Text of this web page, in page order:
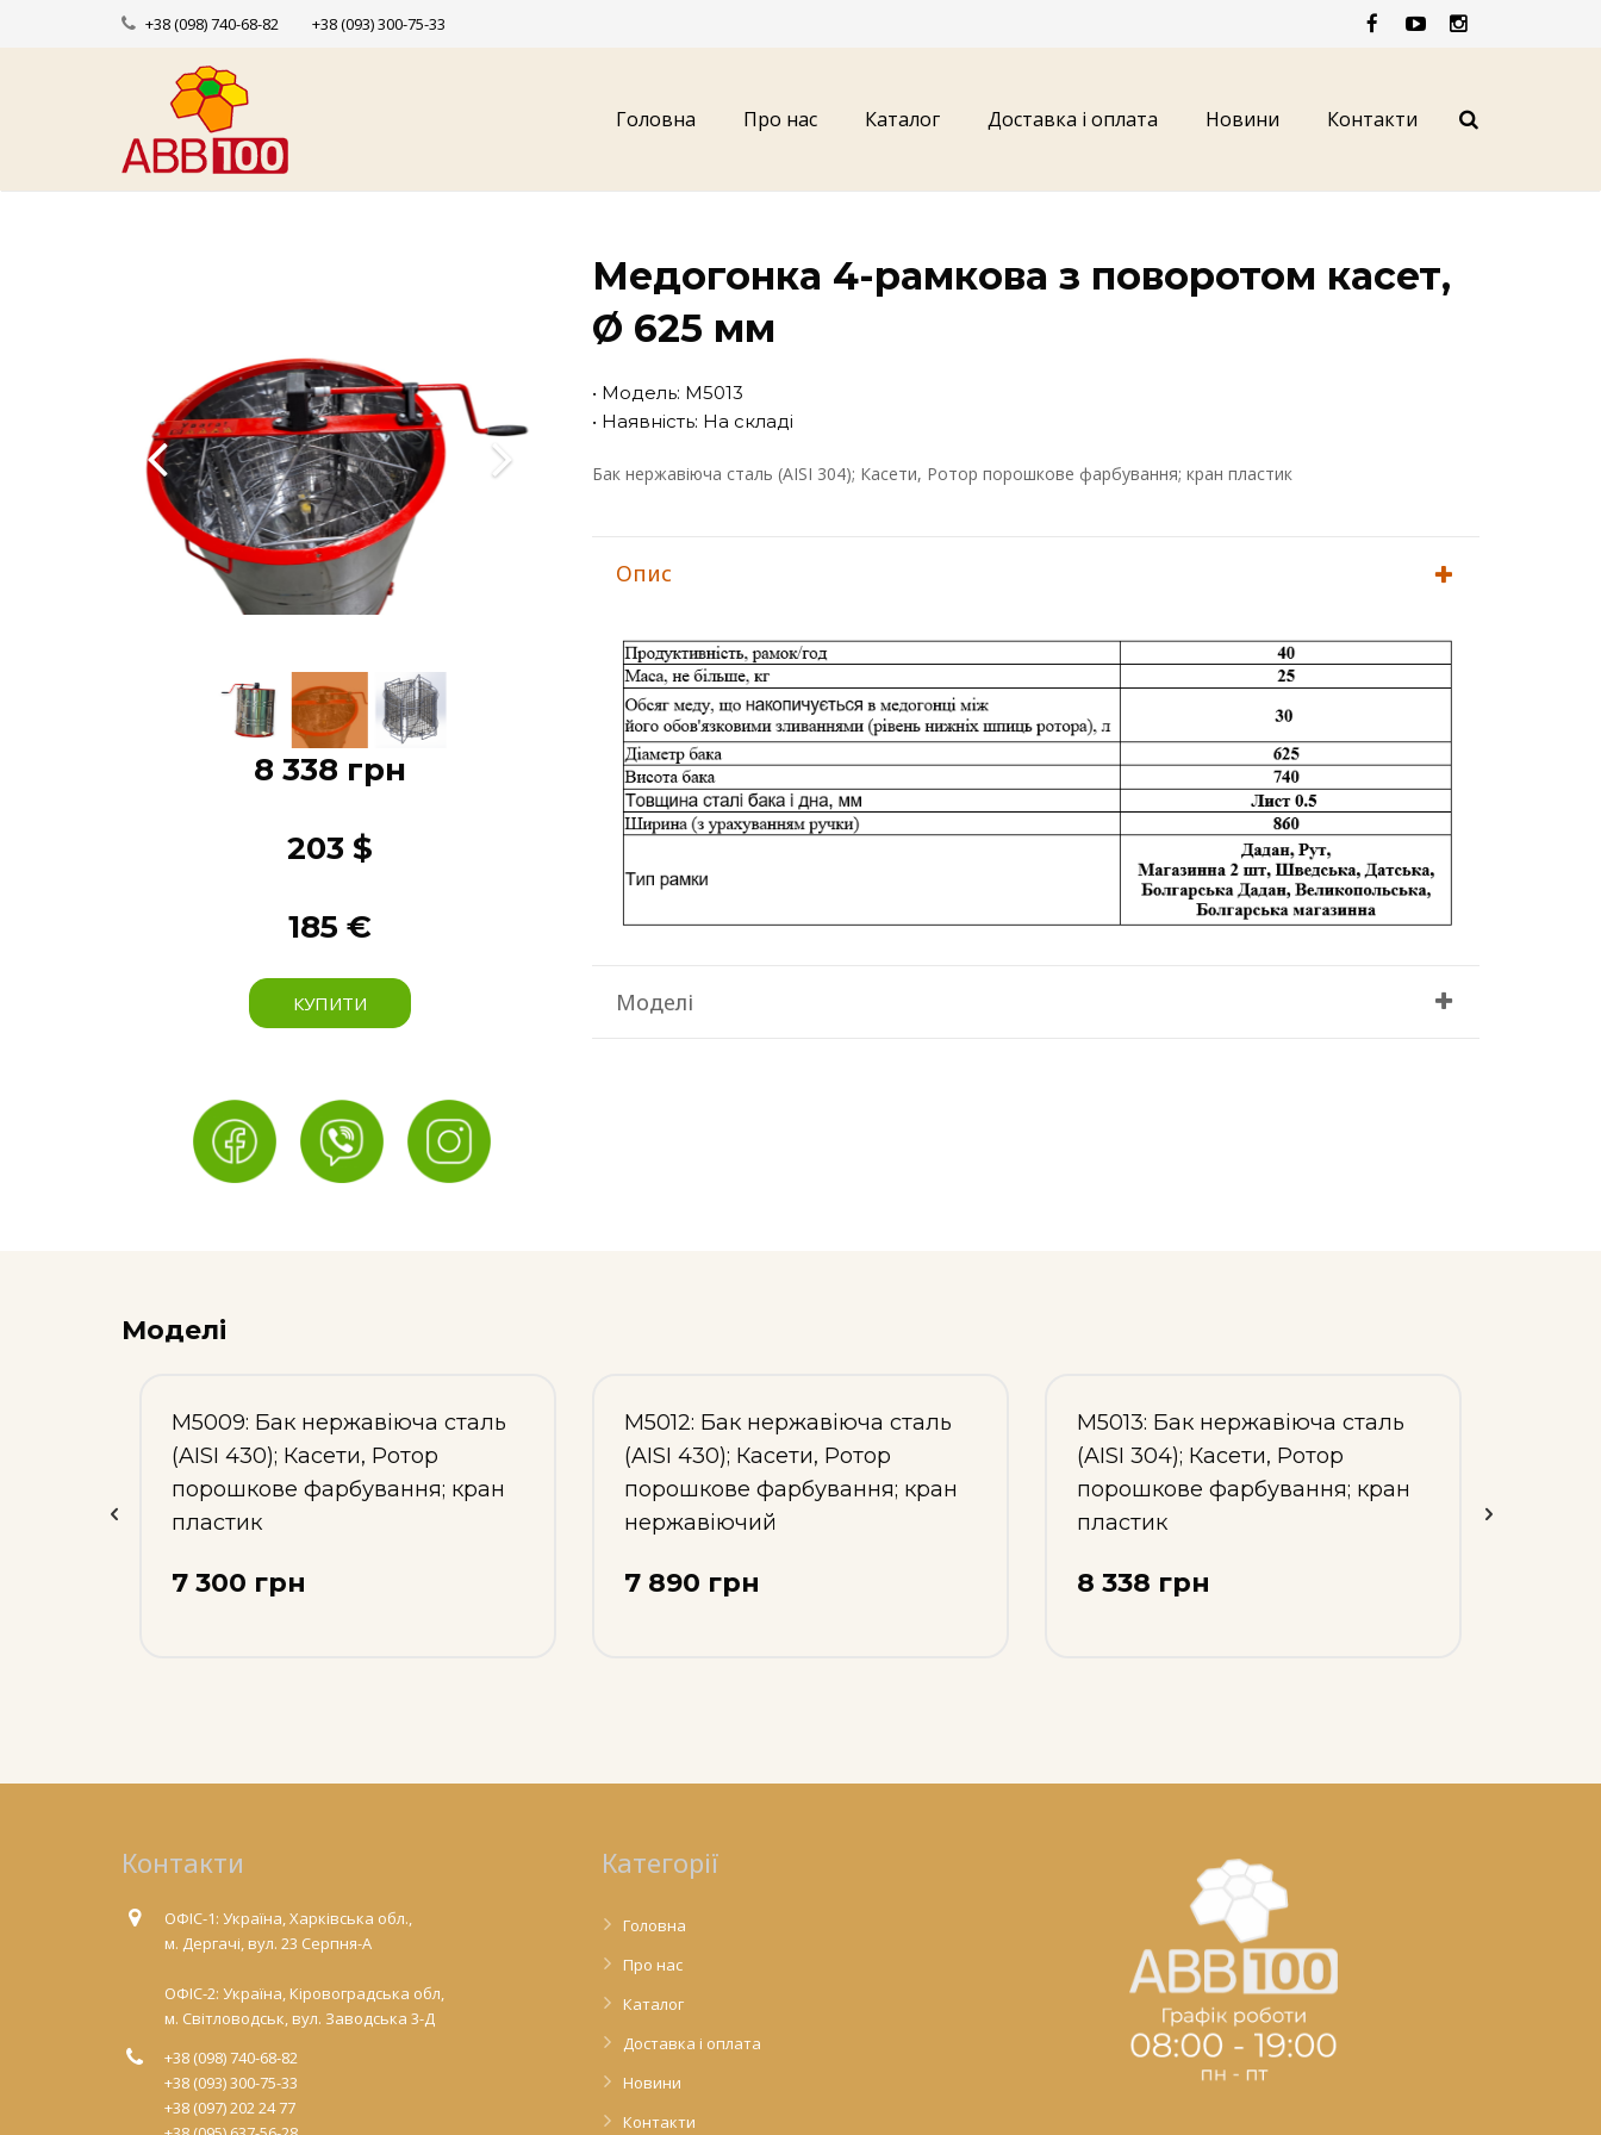
+38 (098) 740-68-82 +38 (093) 300-75-33
Головна Про нас Каталог Доставка і оплата Новини Контакти
8 338 грн
203 $
185 €
КУПИТИ
Медогонка 4-рамкова з поворотом касет,
Ø 625 мм
• Модель: М5013
• Наявність: На складі
Бак нержавіюча сталь (AISI 304); Касети, Ротор порошкове фарбування; кран пластик
Опис
Моделі
Моделі
М5009: Бак нержавіюча сталь
(AISI 430); Касети, Ротор
порошкове фарбування; кран
пластик
7 300 грн
М5012: Бак нержавіюча сталь
(AISI 430); Касети, Ротор
порошкове фарбування; кран
нержавіючий
7 890 грн
М5013: Бак нержавіюча сталь
(AISI 304); Касети, Ротор
порошкове фарбування; кран
пластик
8 338 грн
Контакти
ОФІС-1: Україна, Харківська обл.,
м. Дергачі, вул. 23 Серпня-А
ОФІС-2: Україна, Кіровоградська обл,
м. Світловодськ, вул. Заводська 3-Д
+38 (098) 740-68-82
+38 (093) 300-75-33
+38 (097) 202 24 77
Категорії
Головна
Про нас
Каталог
Доставка і оплата
Новини
Контакти